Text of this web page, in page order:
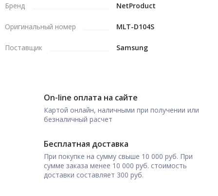
Бренд NetProduct
Оригинальный номер MLT-D104S
Поставщик Samsung
On-line оплата на сайте
Картой онлайн, наличными при получении или
безналичный расчет
Бесплатная доставка
При покупке на сумму свыше 10 000 руб. При
сумме заказа менее 10 000 руб. стоимость
доставки составляет 300 руб.